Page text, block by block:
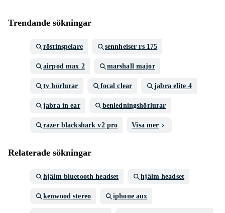
Trendande sökningar
röstinspelare sennheiser rs 175
airpod max 2 marshall major
tv hörlurar focal clear jabra elite 4
jabra in ear benledningshörlurar
razer blackshark v2 pro Visa mer
Relaterade sökningar
hjälm bluetooth headset hjälm headset
kenwood stereo iphone aux